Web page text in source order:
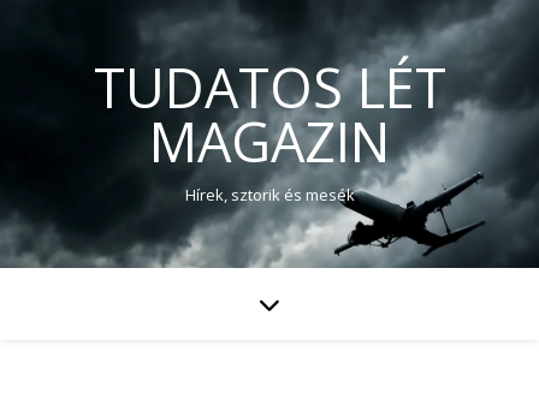
TUDATOS LÉT
MAGAZIN
Hírek, sztorik és mesék